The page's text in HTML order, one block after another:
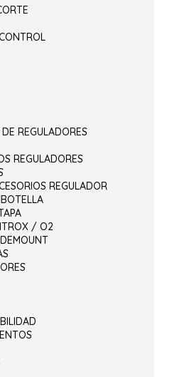
REGULADORES
REGULADORES
REGULADOR
/ O2